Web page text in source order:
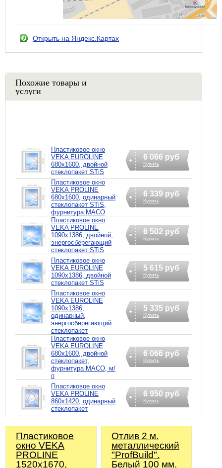
Открыть на Яндекс.Картах
Похожие товары и
услуги
Пластиковое окно
VEKA EUROLINE
680х1600, двойной
стеклопакет STiS
6 066 руб
Купить
Пластиковое окно
VEKA PROLINE
680х1600, одинарный
стеклопакет STiS,
фурнитура MACO
6 339 руб
Купить
Пластиковое окно
VEKA PROLINE
1090х1386, двойной,
энергосберегающий
стеклопакет STiS
6 502 руб
Купить
Пластиковое окно
VEKA EUROLINE
1090х1386, двойной
стеклопакет STiS
5 615 руб
Купить
Пластиковое окно
VEKA EUROLINE
1090х1386,
одинарный,
энергосберегающий
стеклопакет
5 335 руб
Купить
Пластиковое окно
VEKA EUROLINE
680х1600, двойной
стеклопакет,
фурнитура MACO, м/
п
6 066 руб
Купить
Пластиковое окно
VEKA PROLINE
860х1420, одинарный
стеклопакет
6 950 руб
Купить
Пластиковое
окно VEKA
PROLINE
1520х1670,
Отлив 2 м.
металлический
"ProfBuild".
Белый 100 мм.